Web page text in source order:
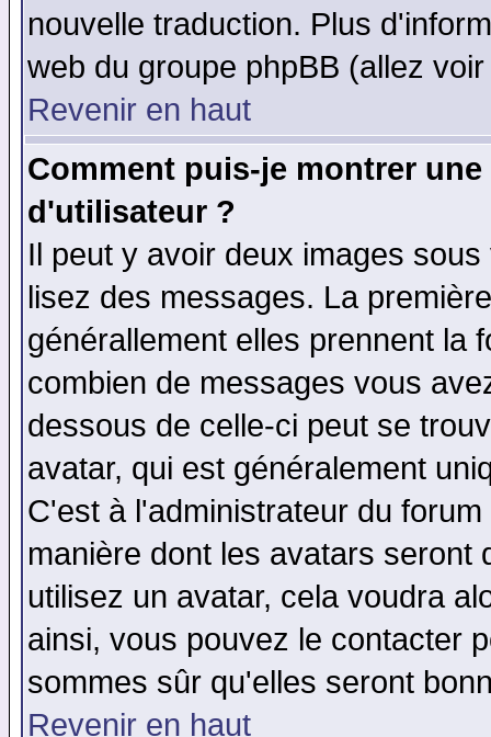
nouvelle traduction. Plus
web du groupe phpBB (allez
Revenir en haut
Comment puis-je montrer
d'utilisateur ?
Il peut y avoir deux images
lisez des messages. La
générallement elles prennent la
combien de messages vous
dessous de celle-ci peut se
avatar, qui est généralement
C'est à l'administrateur du
manière dont les avatars seront
utilisez un avatar, cela voudra
ainsi, vous pouvez le contacter
sommes sûr qu'elles seront
Revenir en haut